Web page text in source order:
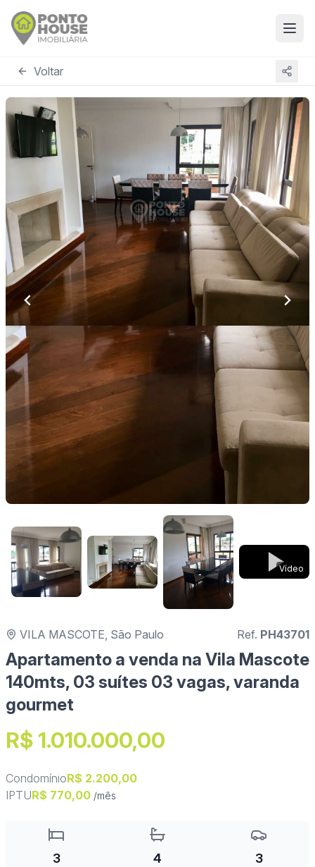
Voltar
Vídeo
VILA MASCOTE, São Paulo Ref. PH43701
Apartamento a venda na Vila Mascote
140mts, 03 suítes 03 vagas, varanda
gourmet
R$ 1.010.000,00
CondomínioR$ 2.200,00
IPTUR$ 770,00 /mês
3 4 3